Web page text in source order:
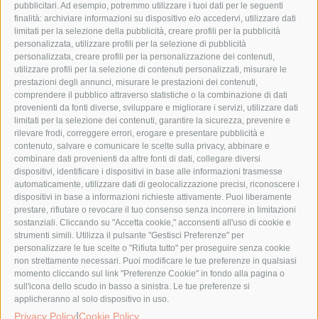
pubblicitari. Ad esempio, potremmo utilizzare i tuoi dati per le seguenti
finalità: archiviare informazioni su dispositivo e/o accedervi, utilizzare dati
limitati per la selezione della pubblicità, creare profili per la pubblicità
personalizzata, utilizzare profili per la selezione di pubblicità
personalizzata, creare profili per la personalizzazione dei contenuti,
utilizzare profili per la selezione di contenuti personalizzati, misurare le
prestazioni degli annunci, misurare le prestazioni dei contenuti,
comprendere il pubblico attraverso statistiche o la combinazione di dati
provenienti da fonti diverse, sviluppare e migliorare i servizi, utilizzare dati
limitati per la selezione dei contenuti, garantire la sicurezza, prevenire e
rilevare frodi, correggere errori, erogare e presentare pubblicità e
contenuto, salvare e comunicare le scelte sulla privacy, abbinare e
combinare dati provenienti da altre fonti di dati, collegare diversi
dispositivi, identificare i dispositivi in base alle informazioni trasmesse
automaticamente, utilizzare dati di geolocalizzazione precisi, riconoscere i
dispositivi in base a informazioni richieste attivamente. Puoi liberamente
prestare, rifiutare o revocare il tuo consenso senza incorrere in limitazioni
sostanziali. Cliccando su "Accetta cookie," acconsenti all'uso di cookie e
strumenti simili. Utilizza il pulsante "Gestisci Preferenze" per
personalizzare le tue scelte o "Rifiuta tutto" per proseguire senza cookie
non strettamente necessari. Puoi modificare le tue preferenze in qualsiasi
momento cliccando sul link "Preferenze Cookie" in fondo alla pagina o
sull'icona dello scudo in basso a sinistra. Le tue preferenze si
applicheranno al solo dispositivo in uso.
Privacy Policy Cookie Policy
ISCRIVITI ALLA NOSTRA NEWSLETTER
Nome * *
Cognome * *
E-mail * *
Paese
Iscrivendomi alla newsletter accetto al trattamento
dei miei dati personali per fini commerciali da Arrex
Spa come descritto nella nostra normativa sulla
privacy.